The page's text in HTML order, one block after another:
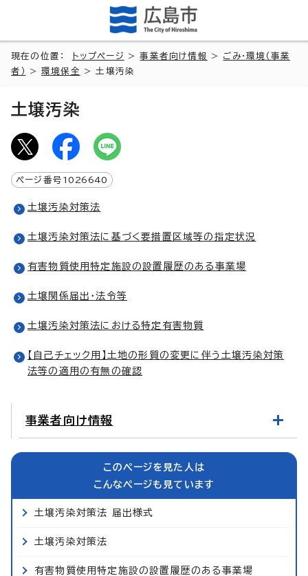
現在の位置： トップページ >事業者向け情報 > ごみ・環境（事業
者）
>環境保全 > 土壌汚染
土壌汚染
ページ番号 1026640
土壌汚染対策法
土壌汚染対策法に基づく要措置区域等の指定状況
有害物質使用特定施設の設置履歴のある事業場
土壌関係届出・法令等
土壌汚染対策法における特定有害物質
【自己チェック用】土地の形質の変更に伴う土壌汚染対策
法等の適用の有無の確認
事業者向け情報
このページを見た人は
こんなページも見ています
土壌汚染対策法 届出様式
土壌汚染対策法
有害物質使用特定施設の設置履歴のある事業場